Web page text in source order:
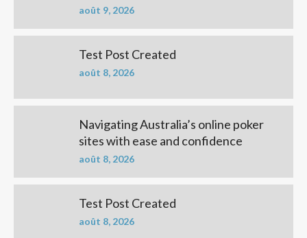
août 9, 2026
Test Post Created
août 8, 2026
Navigating Australia’s online poker
sites with ease and confidence
août 8, 2026
Test Post Created
août 8, 2026